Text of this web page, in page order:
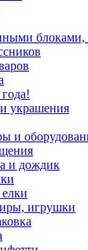
блоками,
украшения
и
и дождик
игрушки